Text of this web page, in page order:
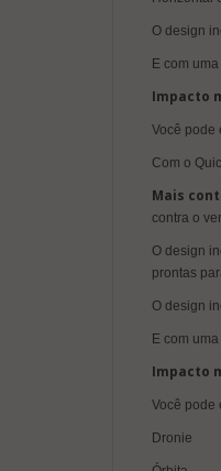
O design
E com
Impacto
Você pode
Com o
Mais
contra o
O design
prontas
O design
E com
Impacto
Você pode
Dronie